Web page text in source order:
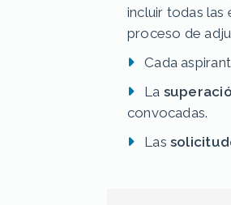
incluir todas las
proceso de
Cada
La
convocadas.
Las